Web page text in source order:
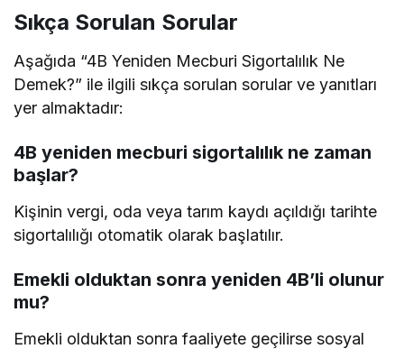
Sıkça Sorulan Sorular
Aşağıda “4B Yeniden Mecburi Sigortalılık Ne
Demek?” ile ilgili sıkça sorulan sorular ve yanıtları
yer almaktadır:
4B yeniden mecburi sigortalılık ne zaman
başlar?
Kişinin vergi, oda veya tarım kaydı açıldığı tarihte
sigortalılığı otomatik olarak başlatılır.
Emekli olduktan sonra yeniden 4B’li olunur
mu?
Emekli olduktan sonra faaliyete geçilirse sosyal